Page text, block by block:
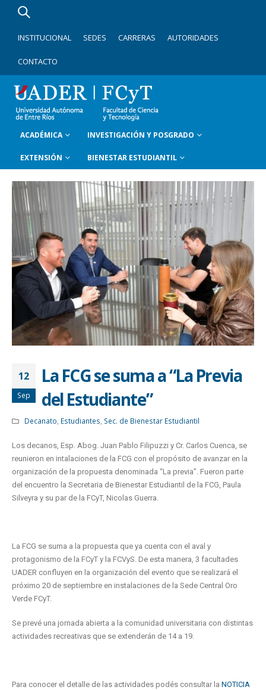
INSTITUCIONAL SEDES CARRERAS AUTORIDADES
CONTACTO
ACADÉMICA INVESTIGACIÓN Y POSGRADO
EXTENSIÓN BIENESTAR ESTUDIANTIL
12
Sep
La FCG se suma a “La Previa
del Estudiante”
Decanato, Estudiantes, Sec. de Bienestar Estudiantil
Los decanos, Esp. Abog. Juan Pablo Filipuzzi y Cr. Carlos Cuenca, se
reunieron en intalaciones de la FCG con el propósito de avanzar en la
organización de la propuesta denominada “La previa”. Fueron parte
del encuentro la Secretaria de Bienestar Estudiantil de la FCG, Paula
Silveyra y su par de la FCyT, Nicolas Guerra.
La FCG se suma a la propuesta que ya cuenta con el aval y
protagonismo de la FCyT y la FCVyS. De esta manera, 3 facultades
UADER confluyen en la organización del evento que se realizará el
próximo 20 de septiembre en instalaciones de la Sede Central Oro
Verde FCyT.
Se prevé una jornada abierta a la comunidad universitaria con distintas
actividades recreativas que se extenderán de 14 a 19.
Para conocer el detalle de las actividades podés consultar la NOTICIA